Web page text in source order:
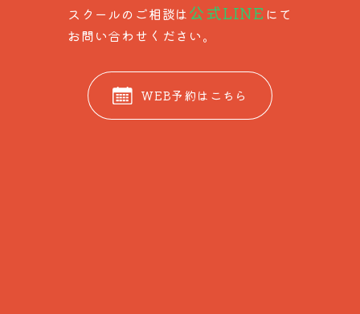
スクールのご相談は公式LINE にて
​​​​​​​お問い合わせください。
WEB予約はこちら